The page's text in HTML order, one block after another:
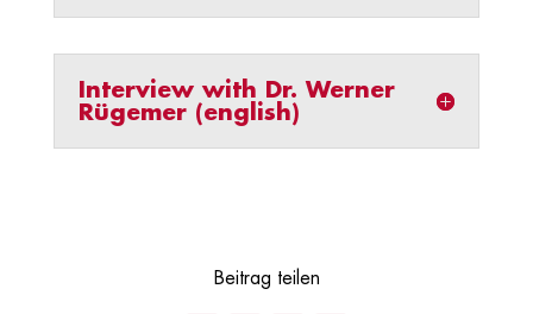
Interview with Dr. Werner
Rügemer (english)
Beitrag teilen